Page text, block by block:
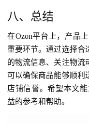
八、总结
在Ozon平台上，产品
重要环节。通过选择合
的物流信息、关注物流
可以确保商品能够顺利
店铺信誉。希望本文
益的参考和帮助。